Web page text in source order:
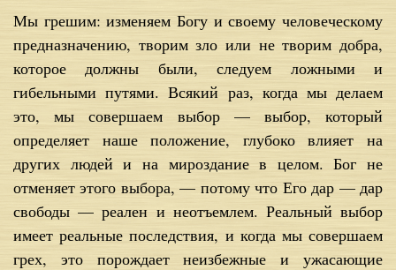
Мы грешим: изменяем Богу и своему человеческому
предназначению, творим зло или не творим добра,
которое должны были, следуем ложными и
гибельными путями. Всякий раз, когда мы делаем
это, мы совершаем выбор — выбор, который
определяет наше положение, глубоко влияет на
других людей и на мироздание в целом. Бог не
отменяет этого выбора, — потому что Его дар — дар
свободы — реален и неотъемлем. Реальный выбор
имеет реальные последствия, и когда мы совершаем
грех, это порождает неизбежные и ужасающие